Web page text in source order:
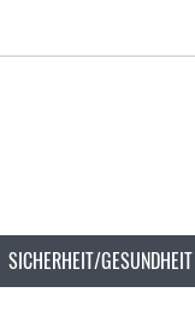
SICHERHEIT/